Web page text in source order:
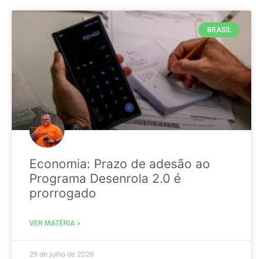
BRASIL
Economia: Prazo de adesão ao
Programa Desenrola 2.0 é
prorrogado
VER MATÉRIA »
29 de julho de 2026